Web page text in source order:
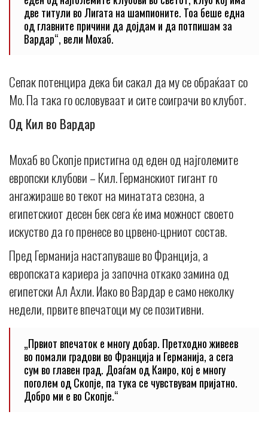
две титули во Лигата на шампионите. Тоа беше една
од главните причини да дојдам и да потпишам за
Вардар“, вели Мохаб.
Сепак потенцира дека би сакал да му се обраќаат со
Мо. Па така го ословуваат и сите соиграчи во клубот.
Од Кил во Вардар
Мохаб во Скопје пристигна од еден од најголемите
европски клубови – Кил. Германскиот гигант го
ангажираше во текот на минатата сезона, а
египетскиот десен бек сега ќе има можност своето
искуство да го пренесе во црвено-црниот состав.
Пред Германија настапуваше во Франција, а
европската кариера ја започна откако замина од
египетски Ал Ахли. Иако во Вардар е само неколку
недели, првите впечатоци му се позитивни.
„Првиот впечаток е многу добар. Претходно живеев
во помали градови во Франција и Германија, а сега
сум во главен град. Доаѓам од Каиро, кој е многу
поголем од Скопје, па тука се чувствувам пријатно.
Добро ми е во Скопје.“